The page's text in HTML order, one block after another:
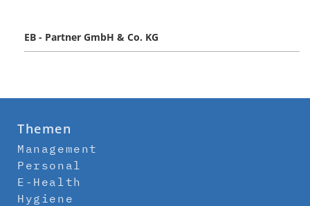
EB - Partner GmbH & Co. KG
Themen
Management
Personal
E-Health
Hygiene